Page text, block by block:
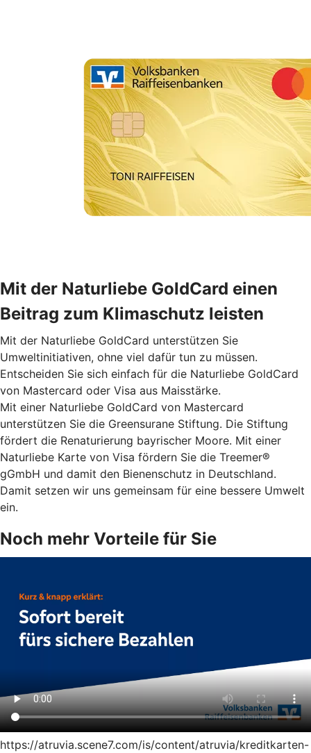
Mit der Naturliebe GoldCard einen
Beitrag zum Klimaschutz leisten
Mit der Naturliebe GoldCard unterstützen Sie
Umweltinitiativen, ohne viel dafür tun zu müssen.
Entscheiden Sie sich einfach für die Naturliebe GoldCard
von Mastercard oder Visa aus Maisstärke.
Mit einer Naturliebe GoldCard von Mastercard
unterstützen Sie die Greensurane Stiftung. Die Stiftung
fördert die Renaturierung bayrischer Moore. Mit einer
Naturliebe Karte von Visa fördern Sie die Treemer®
gGmbH und damit den Bienenschutz in Deutschland.
Damit setzen wir uns gemeinsam für eine bessere Umwelt
ein.
Noch mehr Vorteile für Sie
https://atruvia.scene7.com/is/content/atruvia/kreditkarten-